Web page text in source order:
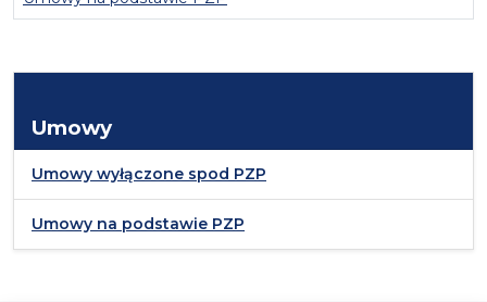
Umowy
Umowy wyłączone spod PZP
Umowy na podstawie PZP